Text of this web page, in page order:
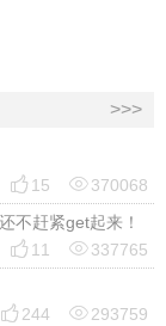
>>>
 15 370068
不赶紧get起来！
 11 337765
 244 293759